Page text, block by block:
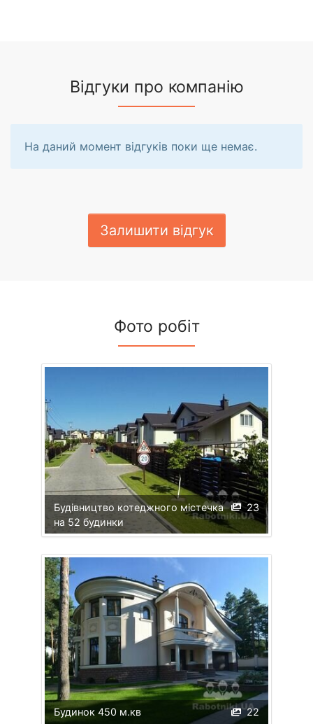
Відгуки про компанію
На даний момент відгуків поки ще немає.
Залишити відгук
Фото робіт
23
Будівництво котеджного містечка
на 52 будинки
22
Будинок 450 м.кв